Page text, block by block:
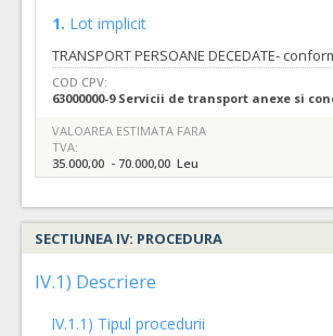
1. Lot implicit
COD CPV:
63000000-9 Servicii de transport anexe si
VALOAREA ESTIMATA FARA
TVA:
35.000,00 - 70.000,00 Leu
SECTIUNEA IV: PROCEDURA
IV.1) Descriere
IV.1.1) Tipul procedurii